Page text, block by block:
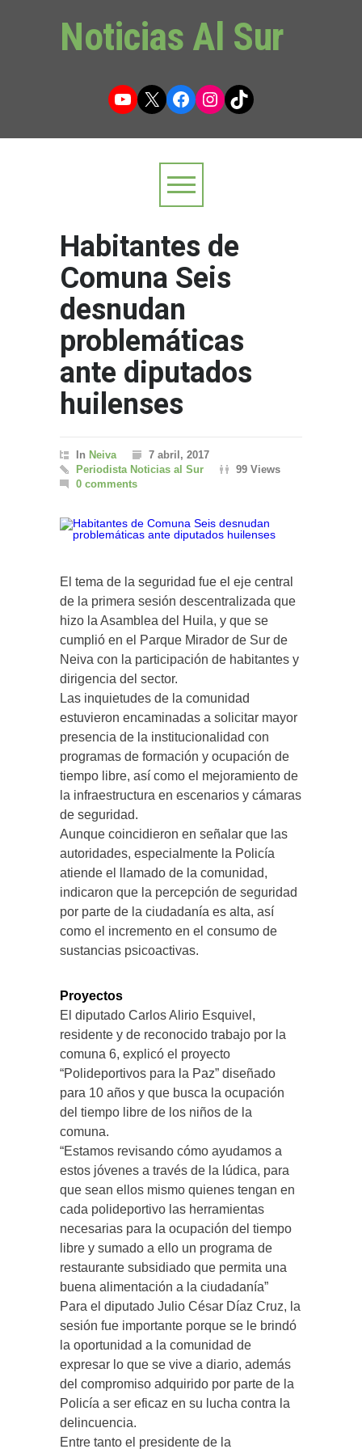
Noticias Al Sur
YouTube
X Facebook
Instagram
TikTok
Habitantes de
Comuna Seis
desnudan
problemáticas
ante diputados
huilenses
In Neiva
7 abril, 2017
Periodista Noticias al Sur
99 Views
0 comments
El tema de la seguridad fue el eje central
de la primera sesión descentralizada que
hizo la Asamblea del Huila, y que se
cumplió en el Parque Mirador de Sur de
Neiva con la participación de habitantes y
dirigencia del sector.
Las inquietudes de la comunidad
estuvieron encaminadas a solicitar mayor
presencia de la institucionalidad con
programas de formación y ocupación de
tiempo libre, así como el mejoramiento de
la infraestructura en escenarios y cámaras
de seguridad.
Aunque coincidieron en señalar que las
autoridades, especialmente la Policía
atiende el llamado de la comunidad,
indicaron que la percepción de seguridad
por parte de la ciudadanía es alta, así
como el incremento en el consumo de
sustancias psicoactivas.
Proyectos
El diputado Carlos Alirio Esquivel,
residente y de reconocido trabajo por la
comuna 6, explicó el proyecto
“Polideportivos para la Paz” diseñado
para 10 años y que busca la ocupación
del tiempo libre de los niños de la
comuna.
“Estamos revisando cómo ayudamos a
estos jóvenes a través de la lúdica, para
que sean ellos mismo quienes tengan en
cada polideportivo las herramientas
necesarias para la ocupación del tiempo
libre y sumado a ello un programa de
restaurante subsidiado que permita una
buena alimentación a la ciudadanía”
Para el diputado Julio César Díaz Cruz, la
sesión fue importante porque se le brindó
la oportunidad a la comunidad de
expresar lo que se vive a diario, además
del compromiso adquirido por parte de la
Policía a ser eficaz en su lucha contra la
delincuencia.
Entre tanto el presidente de la